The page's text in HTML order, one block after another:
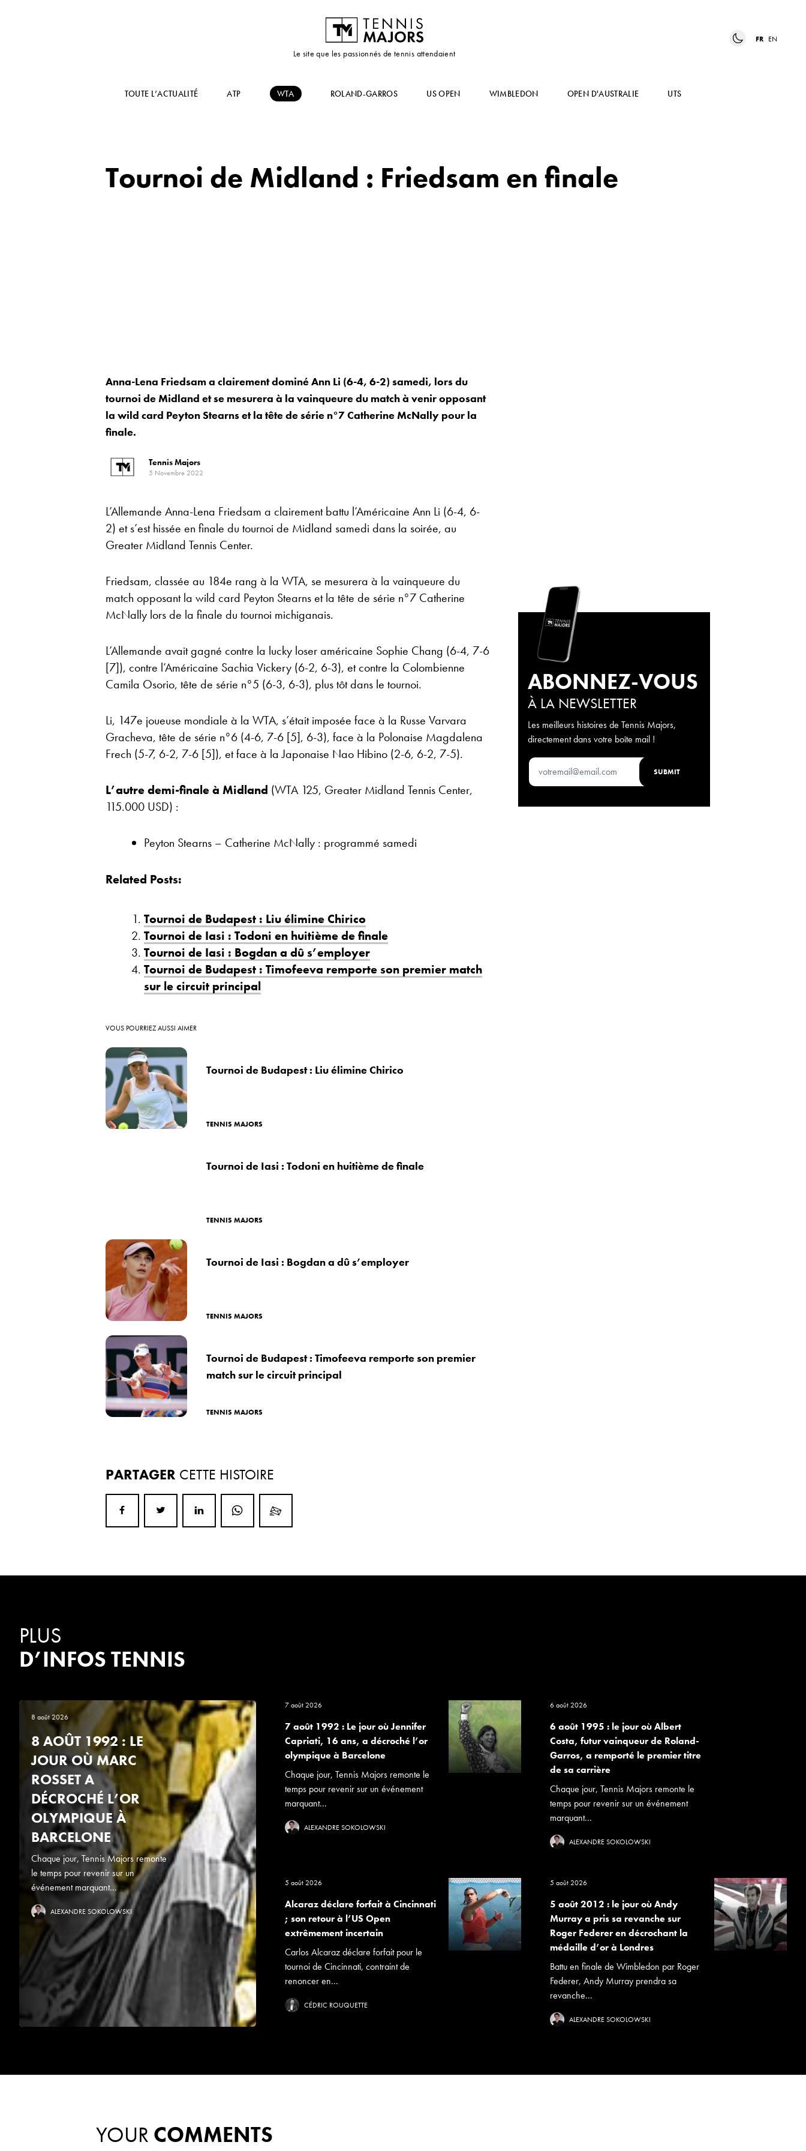
Le site que les passionnés de tennis attendaient
FR EN
TOUTE L’ACTUALITÉ ATP WTA ROLAND-GARROS US OPEN WIMBLEDON OPEN D'AUSTRALIE UTS
Tournoi de Midland : Friedsam en finale
Anna-Lena Friedsam a clairement dominé Ann Li (6-4, 6-2) samedi, lors du
tournoi de Midland et se mesurera à la vainqueure du match à venir opposant
la wild card Peyton Stearns et la tête de série n°7 Catherine McNally pour la
finale.
Tennis Majors
5 Novembre 2022
L’Allemande Anna-Lena Friedsam a clairement battu l’Américaine Ann Li (6-4, 6-
2) et s’est hissée en finale du tournoi de Midland samedi dans la soirée, au
Greater Midland Tennis Center.
Friedsam, classée au 184e rang à la WTA, se mesurera à la vainqueure du
match opposant la wild card Peyton Stearns et la tête de série n°7 Catherine
McNally lors de la finale du tournoi michiganais.
L’Allemande avait gagné contre la lucky loser américaine Sophie Chang (6-4, 7-6
[7]), contre l’Américaine Sachia Vickery (6-2, 6-3), et contre la Colombienne
Camila Osorio, tête de série n°5 (6-3, 6-3), plus tôt dans le tournoi.
Li, 147e joueuse mondiale à la WTA, s’était imposée face à la Russe Varvara
Gracheva, tête de série n°6 (4-6, 7-6 [5], 6-3), face à la Polonaise Magdalena
Frech (5-7, 6-2, 7-6 [5]), et face à la Japonaise Nao Hibino (2-6, 6-2, 7-5).
L’autre demi-finale à Midland (WTA 125, Greater Midland Tennis Center,
115.000 USD) :
Peyton Stearns – Catherine McNally : programmé samedi
Related Posts:
Tournoi de Budapest : Liu élimine Chirico
Tournoi de Iasi : Todoni en huitième de finale
Tournoi de Iasi : Bogdan a dû s’employer
Tournoi de Budapest : Timofeeva remporte son premier match
sur le circuit principal
VOUS POURRIEZ AUSSI AIMER
Tournoi de Budapest : Liu élimine Chirico
TENNIS MAJORS
Tournoi de Iasi : Todoni en huitième de finale
TENNIS MAJORS
Tournoi de Iasi : Bogdan a dû s’employer
TENNIS MAJORS
Tournoi de Budapest : Timofeeva remporte son premier
match sur le circuit principal
TENNIS MAJORS
PARTAGER CETTE HISTOIRE
ABONNEZ-VOUS
À LA NEWSLETTER
Les meilleurs histoires de Tennis Majors,
directement dans votre boîte mail !
PLUS
D’INFOS TENNIS
8 août 2026
8 AOÛT 1992 : LE
JOUR OÙ MARC
ROSSET A
DÉCROCHÉ L’OR
OLYMPIQUE À
BARCELONE
Chaque jour, Tennis Majors remonte
le temps pour revenir sur un
événement marquant...
ALEXANDRE SOKOLOWSKI
7 août 2026
7 août 1992 : Le jour où Jennifer
Capriati, 16 ans, a décroché l’or
olympique à Barcelone
Chaque jour, Tennis Majors remonte le
temps pour revenir sur un événement
marquant...
ALEXANDRE SOKOLOWSKI
6 août 2026
6 août 1995 : le jour où Albert
Costa, futur vainqueur de Roland-
Garros, a remporté le premier titre
de sa carrière
Chaque jour, Tennis Majors remonte le
temps pour revenir sur un événement
marquant...
ALEXANDRE SOKOLOWSKI
5 août 2026
Alcaraz déclare forfait à Cincinnati
; son retour à l’US Open
extrêmement incertain
Carlos Alcaraz déclare forfait pour le
tournoi de Cincinnati, contraint de
renoncer en...
CÉDRIC ROUQUETTE
5 août 2026
5 août 2012 : le jour où Andy
Murray a pris sa revanche sur
Roger Federer en décrochant la
médaille d’or à Londres
Battu en finale de Wimbledon par Roger
Federer, Andy Murray prendra sa
revanche...
ALEXANDRE SOKOLOWSKI
YOUR COMMENTS